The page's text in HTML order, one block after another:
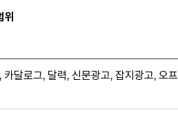
위
달로그, 달력, 신문광고, 잡지광고, 오프